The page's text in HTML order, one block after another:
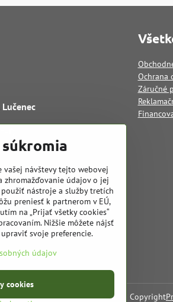
Ochrana
Záručné
©2026 Copyright
vašej návštevy tejto webovej
zhromažďovanie údajov o jej
nástroje a služby tretích
preniesť k partnerom v EÚ,
na „Prijať všetky cookies“
Nižšie môžete nájsť
svoje preferencie.
údajov
cookies